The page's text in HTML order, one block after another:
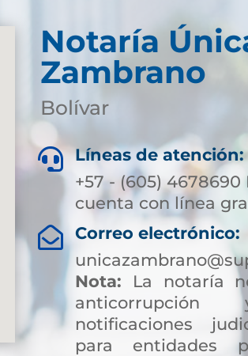
Notaría
Zambrano
Bolívar
 Líneas de atención:
+57 - (605)
cuenta con línea

Correo electrónico:
Nota: La notaría
notificaciones
para entidades